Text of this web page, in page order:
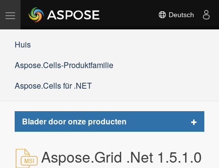
Navigation
umschalten
Deutsch
Huis
Aspose.Cells-Produktfamilie
Aspose.Cells für .NET
Blader door onze producten
Toggle
Aspose.Grid .Net 1.5.1.0